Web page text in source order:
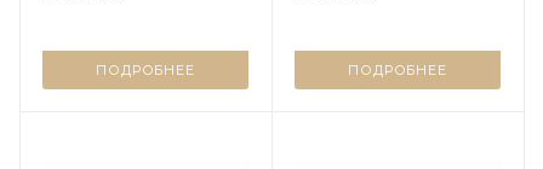
ПОДРОБНЕЕ ПОДРОБНЕЕ